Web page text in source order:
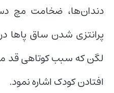
دندان‌ها، ضخامت مچ
پرانتزی شدن ساق پاها
لگن که سبب کوتاهی قد
افتادن کودک اشاره نمود.